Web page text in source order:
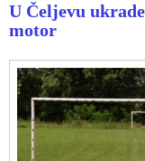
U Čeljevu
motor